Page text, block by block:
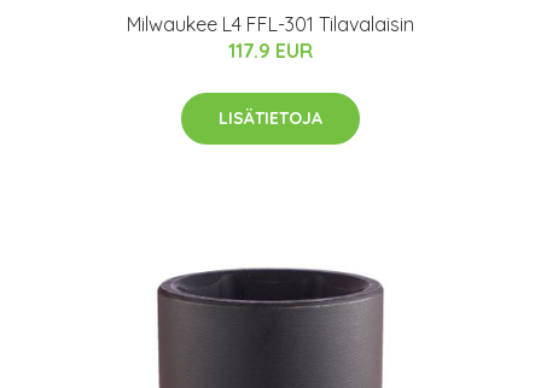
Milwaukee L4 FFL-301 Tilavalaisin
117.9 EUR
LISÄTIETOJA